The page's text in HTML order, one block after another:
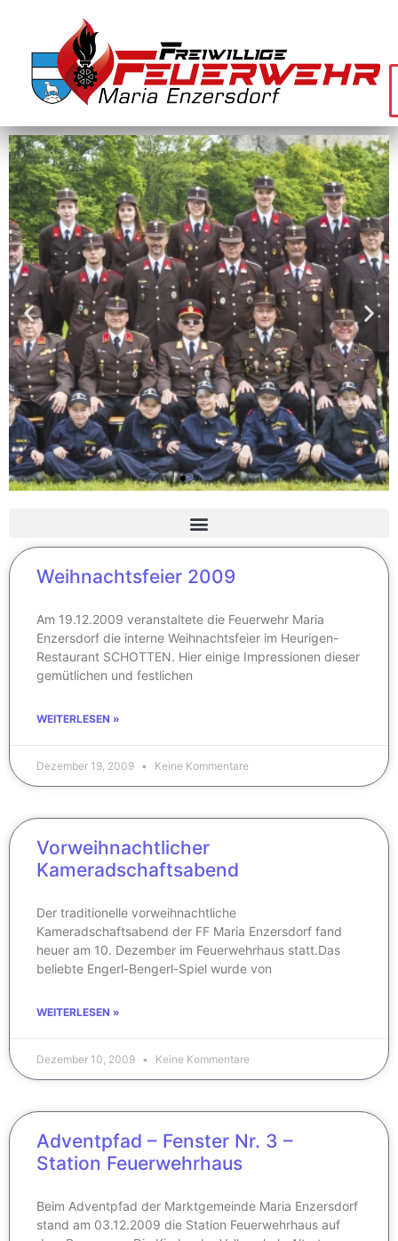
Weihnachtsfeier 2009
Am 19.12.2009 veranstaltete die Feuerwehr Maria
Enzersdorf die interne Weihnachtsfeier im Heurigen-
Restaurant SCHOTTEN. Hier einige Impressionen dieser
gemütlichen und festlichen
WEITERLESEN »
Dezember 19, 2009 Keine Kommentare
Vorweihnachtlicher
Kameradschaftsabend
Der traditionelle vorweihnachtliche
Kameradschaftsabend der FF Maria Enzersdorf fand
heuer am 10. Dezember im Feuerwehrhaus statt.Das
beliebte Engerl-Bengerl-Spiel wurde von
WEITERLESEN »
Dezember 10, 2009 Keine Kommentare
Adventpfad – Fenster Nr. 3 –
Station Feuerwehrhaus
Beim Adventpfad der Marktgemeinde Maria Enzersdorf
stand am 03.12.2009 die Station Feuerwehrhaus auf